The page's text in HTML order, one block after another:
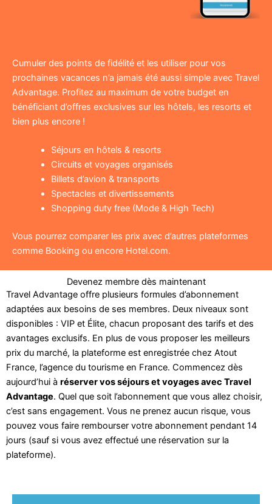
Cumuler des points de fidélité et les utiliser pour vos
prochaines vacances n’a jamais été aussi simple avec Travel
Advantage. Profitez au maximum de votre budget en
bénéficiant d’offres exclusives sur les hôtels, les resorts et
bien plus encore !
Séjours en hôtels & resorts
Circuits et voyages organisés
Billets d’avion & transports
Spectacles et divertissements
Shopping duty free (Mode & High Tech)
Vous pourrez comparer les prix avec d’autres plateformes
comme Booking ou encore Hotel.com.
Devenez membre dès maintenant
Travel Advantage offre plusieurs formules d’abonnement
adaptées aux besoins de ses membres. Deux niveaux sont
disponibles : VIP et Élite, chacun proposant des tarifs et des
avantages exclusifs. En plus de vous proposer les meilleurs
prix du marché, la plateforme est enregistrée chez Atout
France, l’agence du tourisme en France. Commencez dès
aujourd’hui à réserver vos séjours et voyages avec Travel
Advantage. Quel que soit l’abonnement que vous allez choisir,
c’est sans engagement. Vous ne prenez aucun risque, vous
pouvez vous faire rembourser votre abonnement pendant 14
jours (sauf si vous avez effectué une réservation sur la
plateforme).